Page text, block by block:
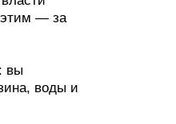
этим — за
вы
воды и